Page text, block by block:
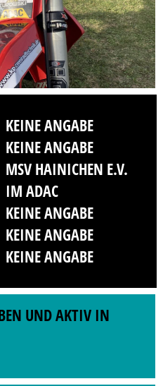
KEINE ANGABE
KEINE ANGABE
MSV HAINICHEN E.V.
IM ADAC
KEINE ANGABE
KEINE ANGABE
KEINE ANGABE
UND AKTIV IN